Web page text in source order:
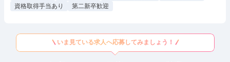
資格取得手当あり
第二新卒歓迎
いま見ている求人へ応募してみましょう！